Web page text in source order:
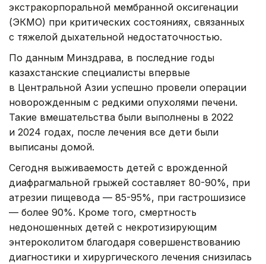
экстракорпоральной мембранной оксигенации
(ЭКМО) при критических состояниях, связанных
с тяжелой дыхательной недостаточностью.
По данным Минздрава, в последние годы
казахстанские специалисты впервые
в Центральной Азии успешно провели операции
новорожденным с редкими опухолями печени.
Такие вмешательства были выполнены в 2022
и 2024 годах, после лечения все дети были
выписаны домой.
Сегодня выживаемость детей с врожденной
диафрагмальной грыжей составляет 80-90%, при
атрезии пищевода — 85-95%, при гастрошизисе
— более 90%. Кроме того, смертность
недоношенных детей с некротизирующим
энтероколитом благодаря совершенствованию
диагностики и хирургического лечения снизилась